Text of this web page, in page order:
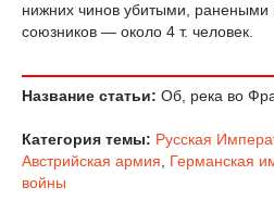
нижних чинов убитыми,
союзников — около 4 т. человек.
Название статьи: Об, река во
Категория темы: Русская
Австрийская армия
Германская
войны